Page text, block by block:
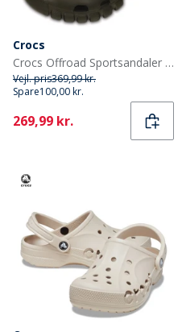
Crocs
Crocs Offroad Sportsandaler Espresso/Valnød
Vejl. pris369,99 kr.
Spare100,00 kr.
Current
269,99 kr.